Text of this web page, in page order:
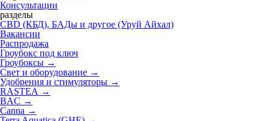
Консультации
разделы
CBD (КБД), БАДы и другое (Уруй Айхал)
Вакансии
Распродажа
Гроубокс под ключ
Гроубоксы →
Свет и оборудование →
Удобрения и стимуляторы →
RASTEA →
BAC →
Canna →